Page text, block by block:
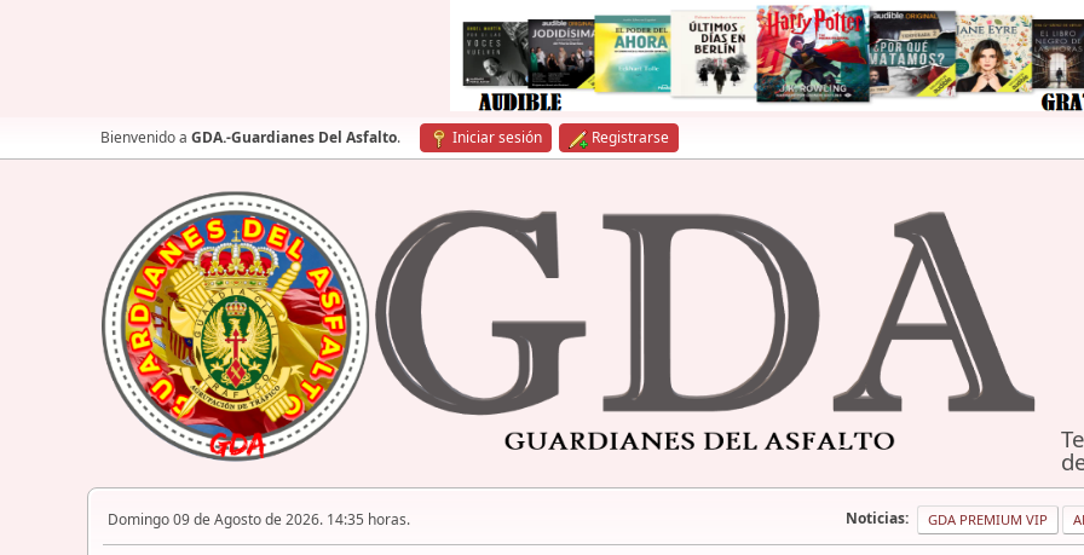
Bienvenido a GDA.-Guardianes Del Asfalto. Iniciar sesión Registrarse
Domingo 09 de Agosto de 2026. 14:35 horas. Noticias: GDA PREMIUM VIP